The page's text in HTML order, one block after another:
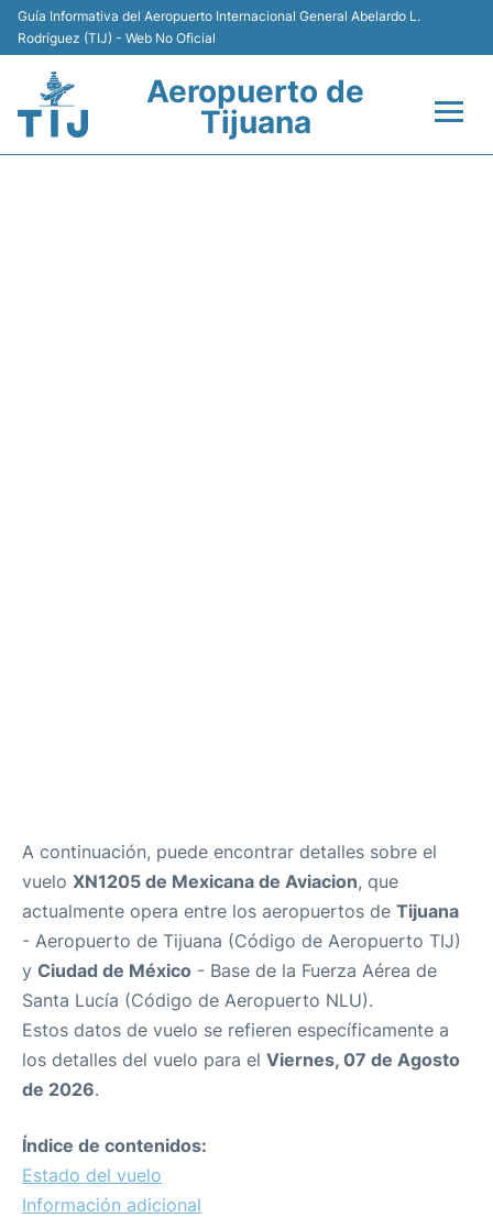
Guía Informativa del Aeropuerto Internacional General Abelardo L.
Rodríguez (TIJ) - Web No Oficial
Aeropuerto de
Tijuana
A continuación, puede encontrar detalles sobre el
vuelo XN1205 de Mexicana de Aviacion, que
actualmente opera entre los aeropuertos de Tijuana
- Aeropuerto de Tijuana (Código de Aeropuerto TIJ)
y Ciudad de México - Base de la Fuerza Aérea de
Santa Lucía (Código de Aeropuerto NLU).
Estos datos de vuelo se refieren específicamente a
los detalles del vuelo para el Viernes, 07 de Agosto
de 2026.
Índice de contenidos:
Estado del vuelo
Información adicional